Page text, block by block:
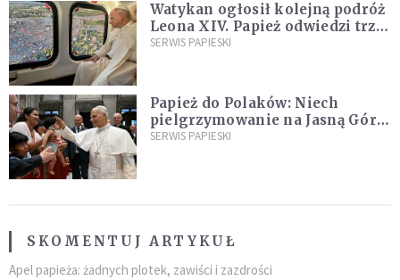
Watykan ogłosił kolejną podróż
Leona XIV. Papież odwiedzi trzy
kraje Ameryki Południowej
SERWIS PAPIESKI
Papież do Polaków: Niech
pielgrzymowanie na Jasną Górę
umocni wiarę i nadzieję
SERWIS PAPIESKI
SKOMENTUJ ARTYKUŁ
Apel papieża: żadnych plotek, zawiści i zazdrości